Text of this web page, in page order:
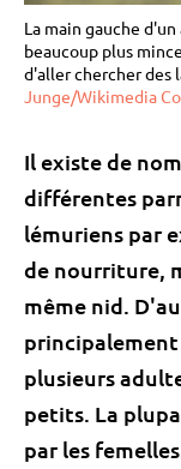
La main gauche
beaucoup plus
d'aller chercher des
Junge/Wikimedia
Il existe de
différentes
lémuriens par
de nourriture,
même nid.
principalement
plusieurs
petits. La
par les